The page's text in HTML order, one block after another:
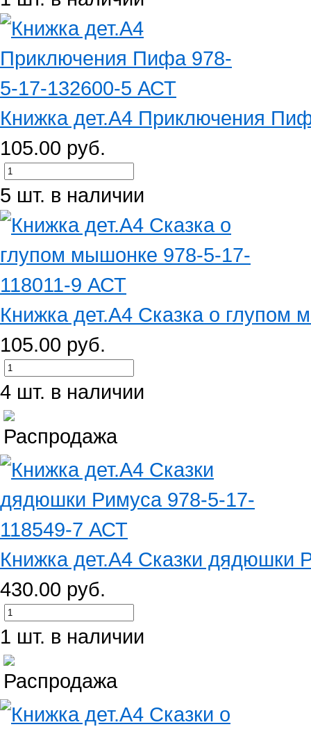
Книжка дет.А4 Приключения
105.00 руб.
5 шт. в наличии
Книжка дет.А4 Сказка о глупом
105.00 руб.
4 шт. в наличии
Книжка дет.А4 Сказки дядюшки
430.00 руб.
1 шт. в наличии